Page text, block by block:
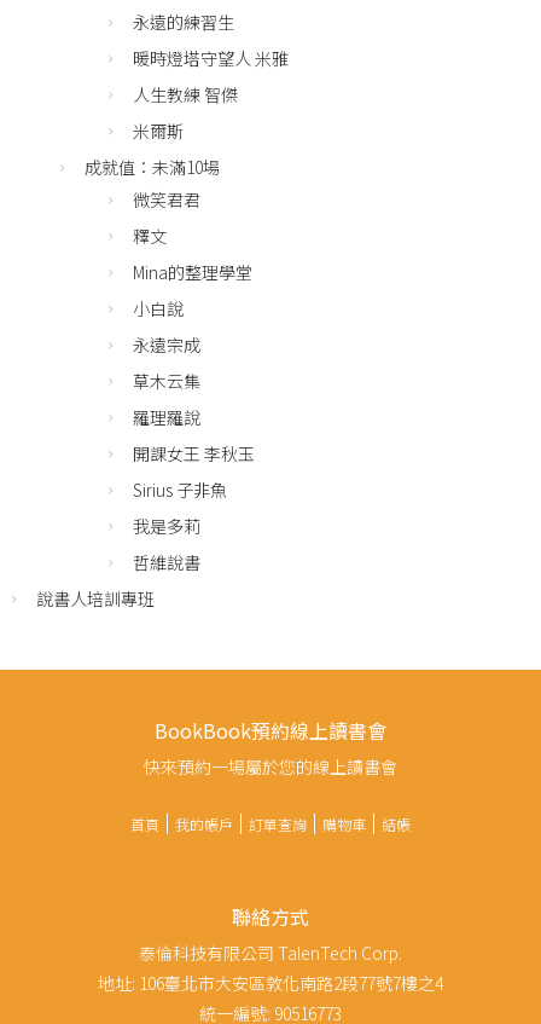
永遠的練習生
暖時燈塔守望人 米雅
人生教練 智傑
米爾斯
成就值：未滿10場
微笑君君
釋文
Mina的整理學堂
小白說
永遠宗成
草木云集
羅理羅說
開課女王 李秋玉
Sirius 子非魚
我是多莉
哲維說書
說書人培訓專班
BookBook預約線上讀書會
快來預約一場屬於您的線上讀書會
首頁 我的帳戶 訂單查詢 購物車 結帳
聯絡方式
泰倫科技有限公司 TalenTech Corp.
地址: 106臺北市大安區敦化南路2段77號7樓之4
統一編號: 90516773